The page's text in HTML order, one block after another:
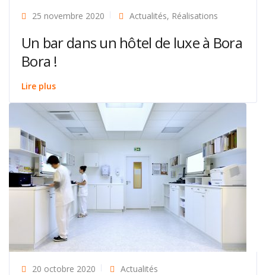
25 novembre 2020 Actualités, Réalisations
Un bar dans un hôtel de luxe à Bora
Bora !
Lire plus
20 octobre 2020 Actualités